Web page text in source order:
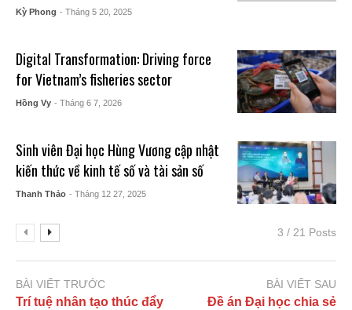
Kỳ Phong - Tháng 5 20, 2025
Digital Transformation: Driving force
for Vietnam’s fisheries sector
Hồng Vy - Tháng 6 7, 2026
Sinh viên Đại học Hùng Vương cập nhật
kiến thức về kinh tế số và tài sản số
Thanh Thảo - Tháng 12 27, 2025
3 / 21 Posts
BÀI VIẾT TRƯỚC
Trí tuệ nhân tạo thúc đẩy
BÀI VIẾT SAU
Đề án Đại học chia sẻ